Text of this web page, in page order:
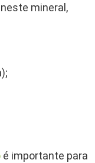
mineral,
é importante para